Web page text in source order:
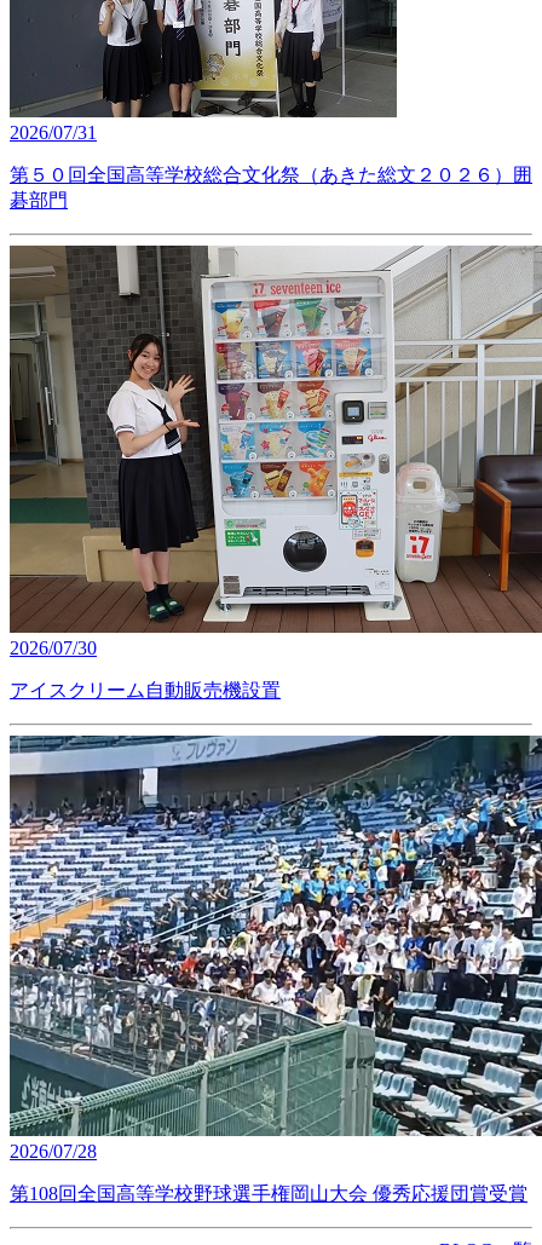
2026/07/31
第５０回全国高等学校総合文化祭（あきた総文２０２６）囲
碁部門
2026/07/30
アイスクリーム自動販売機設置
2026/07/28
第108回全国高等学校野球選手権岡山大会 優秀応援団賞受賞